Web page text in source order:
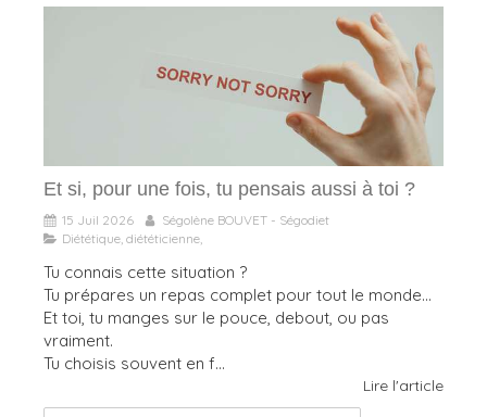
Et si, pour une fois, tu pensais aussi à toi ?
15 Juil 2026
Ségolène BOUVET - Ségodiet
Diététique, diététicienne,
Tu connais cette situation ?
Tu prépares un repas complet pour tout le monde…
Et toi, tu manges sur le pouce, debout, ou pas
vraiment.
Tu choisis souvent en f...
Lire l'article